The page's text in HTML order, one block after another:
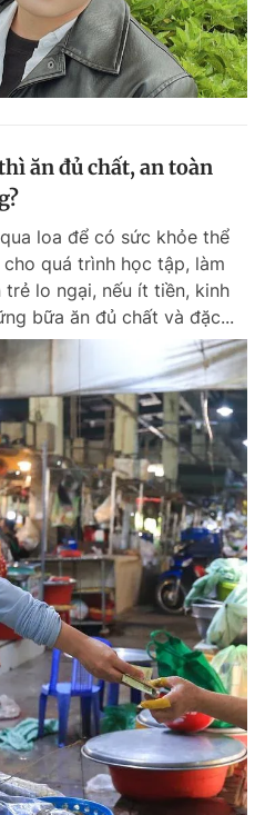
ăn đủ chất, an toàn
loa để có sức khỏe thể
quá trình học tập, làm
trẻ lo ngại, nếu ít tiền, kinh
bữa ăn đủ chất và đặc...